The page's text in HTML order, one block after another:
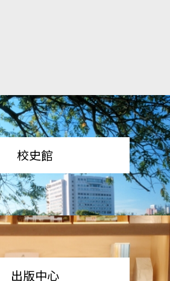
校史館
出版中心